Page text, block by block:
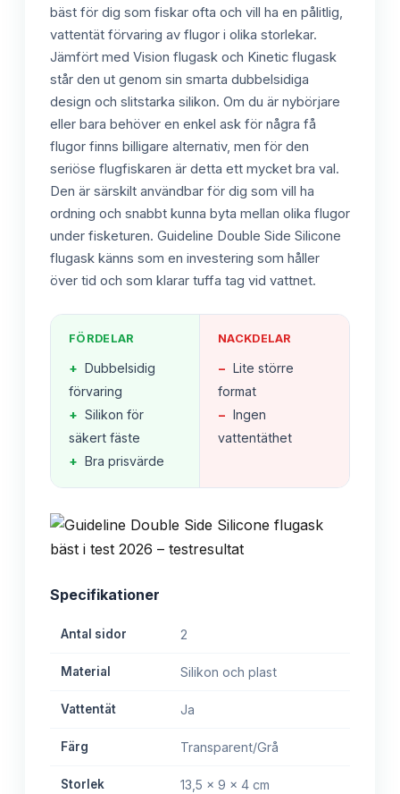
bäst för dig som fiskar ofta och vill ha en pålitlig,
vattentät förvaring av flugor i olika storlekar.
Jämfört med Vision flugask och Kinetic flugask
står den ut genom sin smarta dubbelsidiga
design och slitstarka silikon. Om du är nybörjare
eller bara behöver en enkel ask för några få
flugor finns billigare alternativ, men för den
seriöse flugfiskaren är detta ett mycket bra val.
Den är särskilt användbar för dig som vill ha
ordning och snabbt kunna byta mellan olika flugor
under fisketuren. Guideline Double Side Silicone
flugask känns som en investering som håller
över tid och som klarar tuffa tag vid vattnet.
FÖRDELAR
+ Dubbelsidig
förvaring
+ Silikon för
säkert fäste
+ Bra prisvärde
NACKDELAR
− Lite större
format
− Ingen
vattentäthet
Specifikationer
Antal sidor 2
Material Silikon och plast
Vattentät Ja
Färg Transparent/Grå
Storlek 13,5 x 9 x 4 cm